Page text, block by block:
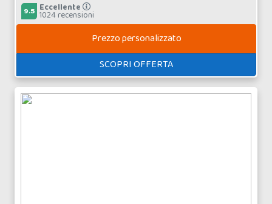
9.5 Eccellente
1024 recensioni
Prezzo personalizzato
SCOPRI OFFERTA